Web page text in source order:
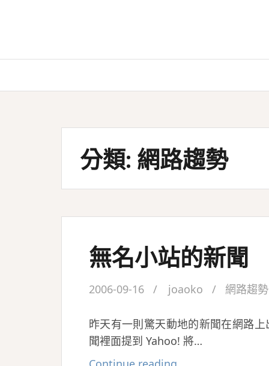
分類: 網路趨勢
無名小站的新聞
2006-09-16 joaoko 網路趨勢
昨天有一則驚天動地的新聞在網路
聞裡面提到 Yahoo! 將…